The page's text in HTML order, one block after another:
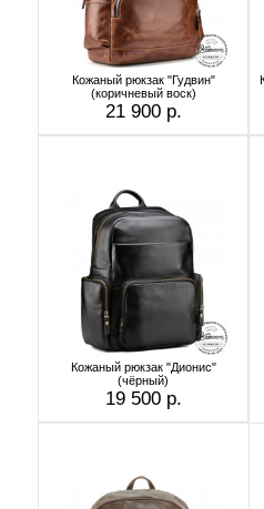
Кожаный рюкзак "Гудвин"
(коричневый воск)
21 900 р.
Кожаный рюкзак "Дионис"
(чёрный)
19 500 р.